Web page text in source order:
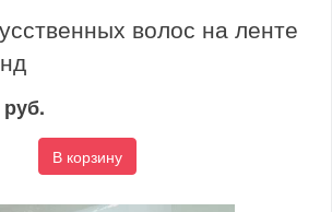
волос на ленте
В корзину